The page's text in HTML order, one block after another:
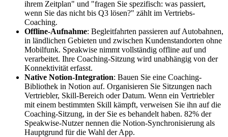
ihrem Zeitplan" und "fragen Sie spezifisch: was passiert,
wenn Sie das nicht bis Q3 lösen?" zählt im Vertriebs-
Coaching.
Offline-Aufnahme: Begleitfahrten passieren auf Autobahnen,
in ländlichen Gebieten und zwischen Kundenstandorten ohne
Mobilfunk. Speakwise nimmt vollständig offline auf und
verarbeitet. Ihre Coaching-Sitzung wird unabhängig von der
Konnektivität erfasst.
Native Notion-Integration: Bauen Sie eine Coaching-
Bibliothek in Notion auf. Organisieren Sie Sitzungen nach
Vertriebler, Skill-Bereich oder Datum. Wenn ein Vertriebler
mit einem bestimmten Skill kämpft, verweisen Sie ihn auf die
Coaching-Sitzung, in der Sie es behandelt haben. 82% der
Speakwise-Nutzer nennen die Notion-Synchronisierung als
Hauptgrund für die Wahl der App.